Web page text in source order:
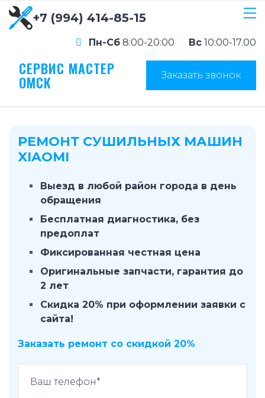
+7 (994) 414-85-15
Пн-Сб 8:00-20:00 Вс 10:00-17.00
СЕРВИС МАСТЕР
ОМСК Заказать звонок
РЕМОНТ СУШИЛЬНЫХ МАШИН
XIAOMI
Выезд в любой район города в день
обращения
Бесплатная диагностика, без
предоплат
Фиксированная честная цена
Оригинальные запчасти, гарантия до
2 лет
Скидка 20% при оформлении заявки с
сайта!
Заказать ремонт со скидкой 20%